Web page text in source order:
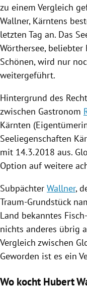
zu einem Vergleich
Wallner, Kärntens
letzten Tag an. Das
Wörthersee, beliebter
Schönen, wird nur
weitergeführt.
Hintergrund des
zwischen Gastronom
Kärnten
Seeliegenschaften
mit 14.3.2018 aus.
Option auf weitere
Subpächter Wallner,
Traum-Grundstück
Land bekanntes
nichts anderes übrig
Vergleich zwischen
Geworden ist es ein
Wo kocht Hubert